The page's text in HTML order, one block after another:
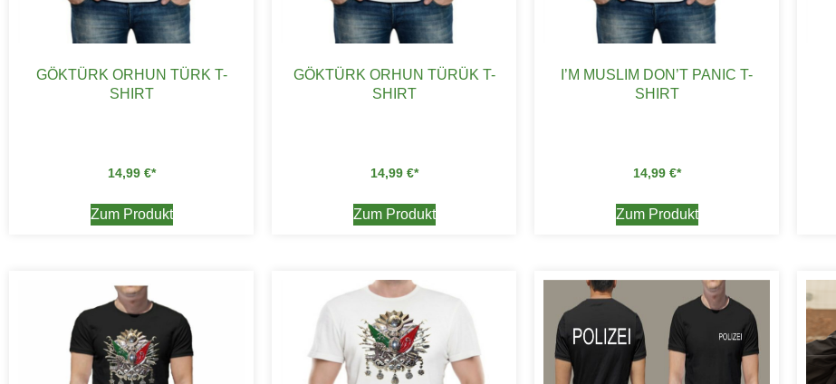
GÖKTÜRK ORHUN TÜRK T-
SHIRT
14,99 €
Zum Produkt
GÖKTÜRK ORHUN TÜRÜK T-
SHIRT
14,99 €
Zum Produkt
I’M MUSLIM DON’T PANIC T-
SHIRT
14,99 €
Zum Produkt